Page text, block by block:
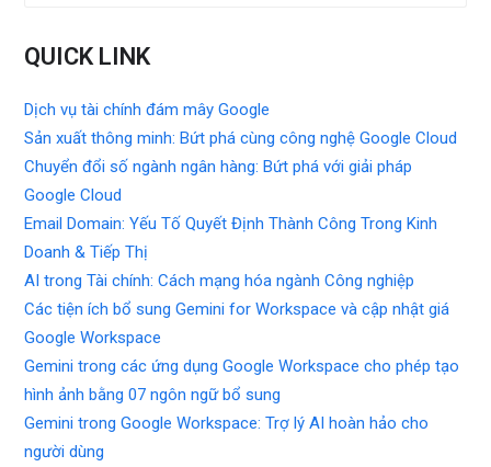
QUICK LINK
Dịch vụ tài chính đám mây Google
Sản xuất thông minh: Bứt phá cùng công nghệ Google Cloud
Chuyển đổi số ngành ngân hàng: Bứt phá với giải pháp
Google Cloud
Email Domain: Yếu Tố Quyết Định Thành Công Trong Kinh
Doanh & Tiếp Thị
AI trong Tài chính: Cách mạng hóa ngành Công nghiệp
Các tiện ích bổ sung Gemini for Workspace và cập nhật giá
Google Workspace
Gemini trong các ứng dụng Google Workspace cho phép tạo
hình ảnh bằng 07 ngôn ngữ bổ sung
Gemini trong Google Workspace: Trợ lý AI hoàn hảo cho
người dùng